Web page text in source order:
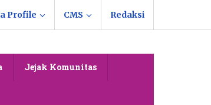
Profile CMS Redaksi
Jejak Komunitas